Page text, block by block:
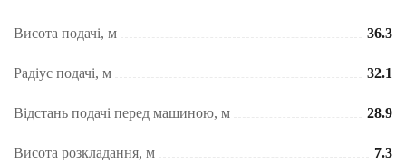
Висота подачі, м 36.3
Радіус подачі, м 32.1
Відстань подачі перед машиною, м 28.9
Висота розкладання, м 7.3